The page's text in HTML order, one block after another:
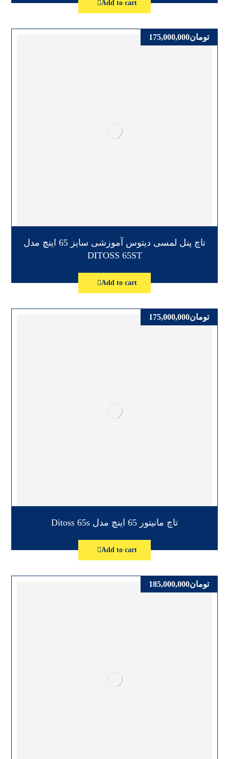
Add to cart
تاچ پنل لمسی دیتوس آموزشی سایز 65 اینچ مدل
DITOSS 65ST
تومان175,000,000
Add to cart
تاچ مانیتور 65 اینچ مدل Ditoss 65s
تومان175,000,000
Add to cart
تومان185,000,000